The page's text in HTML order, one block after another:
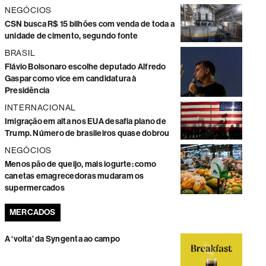
NEGÓCIOS
CSN busca R$ 15 bilhões com venda de toda a
unidade de cimento, segundo fonte
BRASIL
Flávio Bolsonaro escolhe deputado Alfredo
Gaspar como vice em candidatura à
Presidência
INTERNACIONAL
Imigração em alta nos EUA desafia plano de
Trump. Número de brasileiros quase dobrou
NEGÓCIOS
Menos pão de queijo, mais iogurte: como
canetas emagrecedoras mudaram os
supermercados
MERCADOS
A ‘volta’ da Syngenta ao campo